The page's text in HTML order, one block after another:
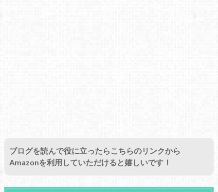
ブログを読んで役に立ったらこちらのリンクから
Amazonを利用していただけると嬉しいです！